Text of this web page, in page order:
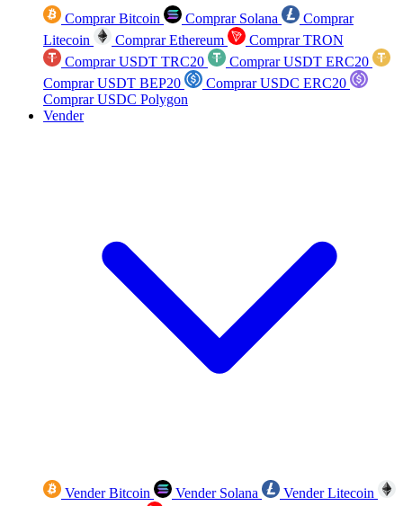
Comprar Bitcoin Comprar Solana
Comprar
Litecoin
Comprar Ethereum
Comprar TRON
Comprar USDT TRC20
Comprar USDT ERC20
Comprar USDT BEP20
Comprar USDC ERC20
Comprar USDC Polygon
Vender
Vender Bitcoin Vender Solana
Vender Litecoin